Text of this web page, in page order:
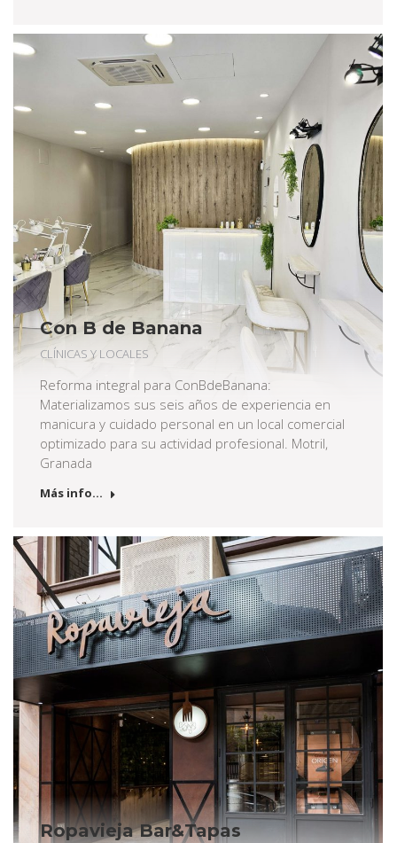
Con B de Banana
CLÍNICAS Y LOCALES
Reforma integral para ConBdeBanana:
Materializamos sus seis años de experiencia en
manicura y cuidado personal en un local comercial
optimizado para su actividad profesional. Motril,
Granada
Más info...
Ropavieja Bar&Tapas